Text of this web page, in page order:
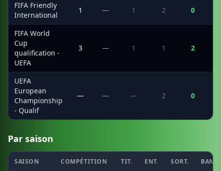
FIFA Friendly
International
1 — 1 2 0
FIFA World
Cup
qualification -
UEFA
3 — 1 1 2
UEFA
European
Championship
- Qualif
— — — 2 0
Par saison
SAISON COMPÉTITION TIT. ENT. SORT. BANC